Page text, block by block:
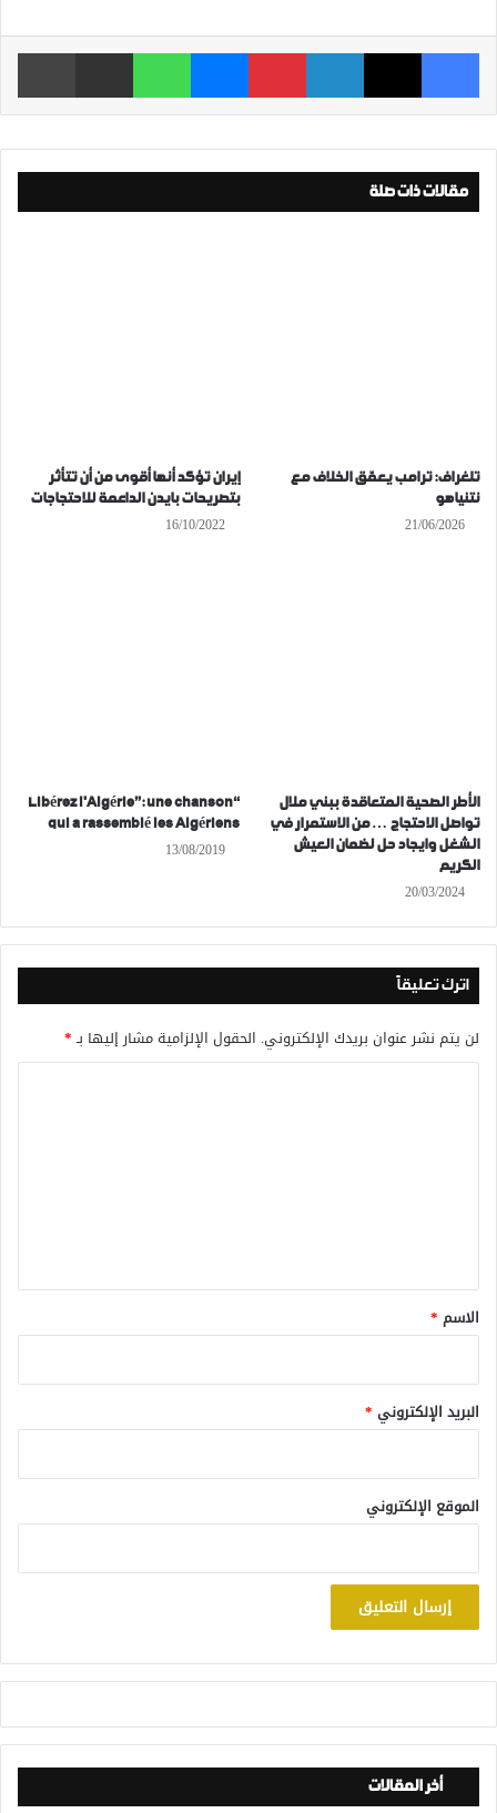
فيسبوك ‫X لينكدإن بينتيريست ماسنجر واتساب مشاركة عبر البريد
مقالات ذات صلة
تلغراف: ترامب يعمّق الخلاف مع
نتنياهو
21/06/2026
إيران تؤكد أنها أقوى من أن تتأثر
بتصريحات بايدن الداعمة للاحتجاجات
16/10/2022
الأطر الصحية المتعاقدة ببني ملال
تواصل الاحتجاج … من الاستمرار في
الشغل وايجاد حل لضمان العيش
الكريم
20/03/2024
“Libérez l’Algérie”: une chanson
qui a rassemblé les Algériens
13/08/2019
اترك تعليقاً
لن يتم نشر عنوان بريدك الإلكتروني. الحقول الإلزامية مشار إليها بـ*
*
الاسم *
البريد الإلكتروني *
الموقع الإلكتروني
أخر المقالات